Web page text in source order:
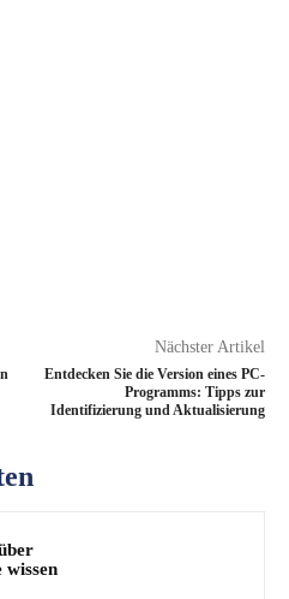
Nächster Artikel
Entdecken Sie die Version eines PC-
Programms: Tipps zur
Identifizierung und Aktualisierung
wissen